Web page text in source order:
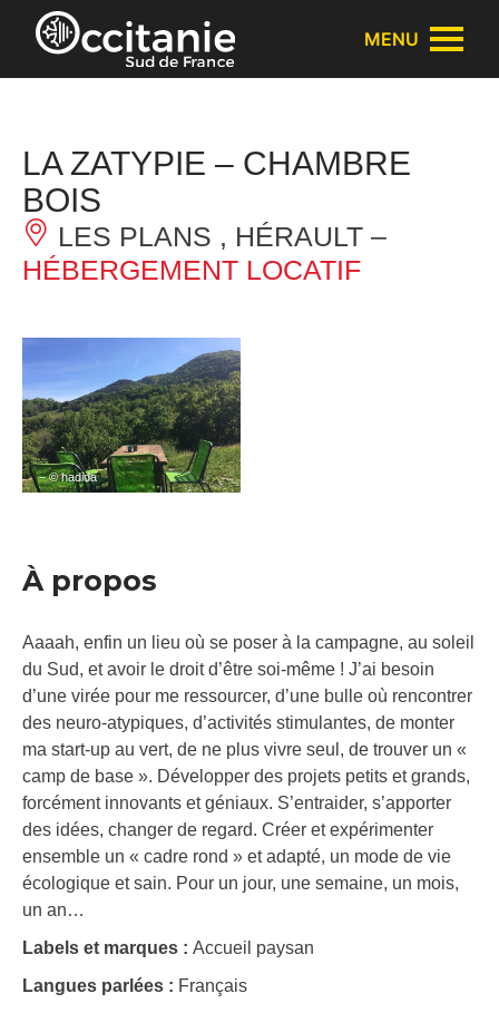
Panneau de gestion des cookies
MENU
LA ZATYPIE – CHAMBRE
BOIS
LES PLANS , HÉRAULT –
HÉBERGEMENT LOCATIF
– © hadida
À propos
Aaaah, enfin un lieu où se poser à la campagne, au soleil
du Sud, et avoir le droit d’être soi-même ! J’ai besoin
d’une virée pour me ressourcer, d’une bulle où rencontrer
des neuro-atypiques, d’activités stimulantes, de monter
ma start-up au vert, de ne plus vivre seul, de trouver un «
camp de base ». Développer des projets petits et grands,
forcément innovants et géniaux. S’entraider, s’apporter
des idées, changer de regard. Créer et expérimenter
ensemble un « cadre rond » et adapté, un mode de vie
écologique et sain. Pour un jour, une semaine, un mois,
un an…
Labels et marques : Accueil paysan
Langues parlées : Français